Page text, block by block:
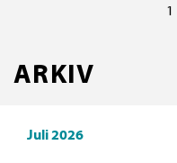
1
ARKIV
Juli 2026